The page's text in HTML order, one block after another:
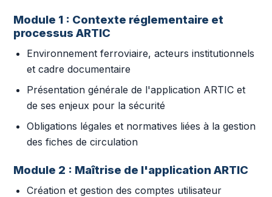
Module 1 : Contexte réglementaire et
processus ARTIC
Environnement ferroviaire, acteurs institutionnels
et cadre documentaire
Présentation générale de l'application ARTIC et
de ses enjeux pour la sécurité
Obligations légales et normatives liées à la gestion
des fiches de circulation
Module 2 : Maîtrise de l'application ARTIC
Création et gestion des comptes utilisateur